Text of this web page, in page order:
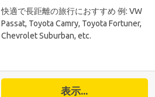
快適で長距離の旅行におすすめ 例: VW
Passat, Toyota Camry, Toyota Fortuner,
Chevrolet Suburban, etc.
表示...